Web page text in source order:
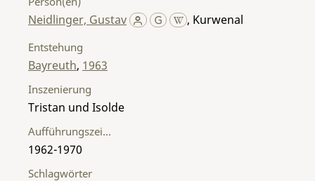
Neidlinger, Gustav , Kurwenal
Entstehung
Bayreuth, 1963
Inszenierung
Tristan und Isolde
Aufführungszeitraum
1962-1970
Schlagwörter